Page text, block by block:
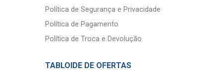
Política de Segurança e Privacidade
Política de Pagamento
Política de Troca e Devolução
TABLOIDE DE OFERTAS